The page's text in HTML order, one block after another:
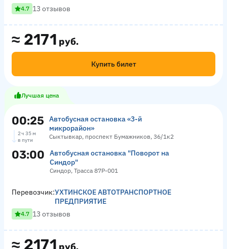
≈ 2171 руб.
Купить билет
4.7 13 отзывов
Лучшая цена
00:25
Автобусная остановка «3-й
микрорайон»
Сыктывкар, проспект Бумажников, 36/1к2
2 ч 35 м
в пути
03:00
Автобусная остановка "Поворот на
Синдор"
Синдор, Трасса 87Р-001
≈ 2171
Перевозчик:УХТИНСКОЕ АВТОТРАНСПОРТНОЕ
ПРЕДПРИЯТИЕ
4.7 13 отзывов